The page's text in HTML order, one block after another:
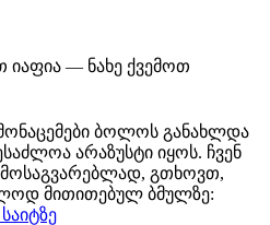
იაფია — ნახე ქვემოთ
ბოლოს განახლდა
არაზუსტი იყოს. ჩვენ
გთხოვთ,
მითითებულ ბმულზე: